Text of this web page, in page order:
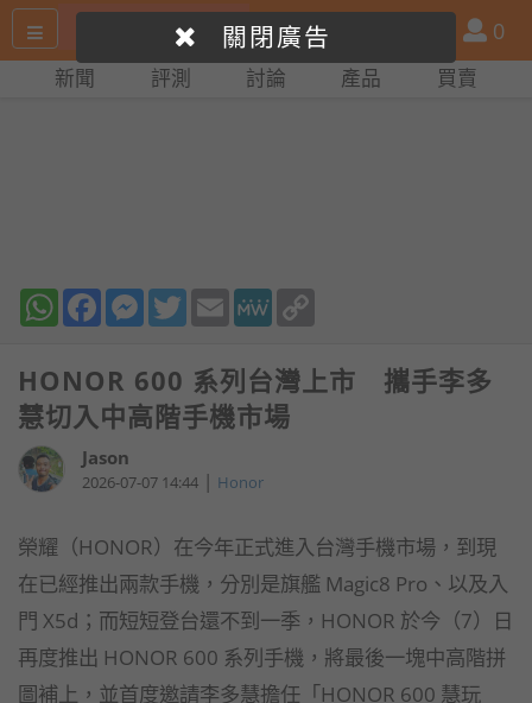
尋
產
品
比
會
員
0
新聞 評測 討論 產品 買賣
WhatsAppFacebookMessenger
TwitterEmail MeWe
HONOR 600 系列台灣上市 攜手李多
慧切入中高階手機市場
Jason
2026-07-07 14:44 | Honor
榮耀（HONOR）在今年正式進入台灣手機市場，到現
在已經推出兩款手機，分別是旗艦 Magic8 Pro、以及入
門 X5d；而短短登台還不到一季，HONOR 於今（7）日
再度推出 HONOR 600 系列手機，將最後一塊中高階拼
圖補上，並首度邀請李多慧擔任「HONOR 600 慧玩
關閉廣告